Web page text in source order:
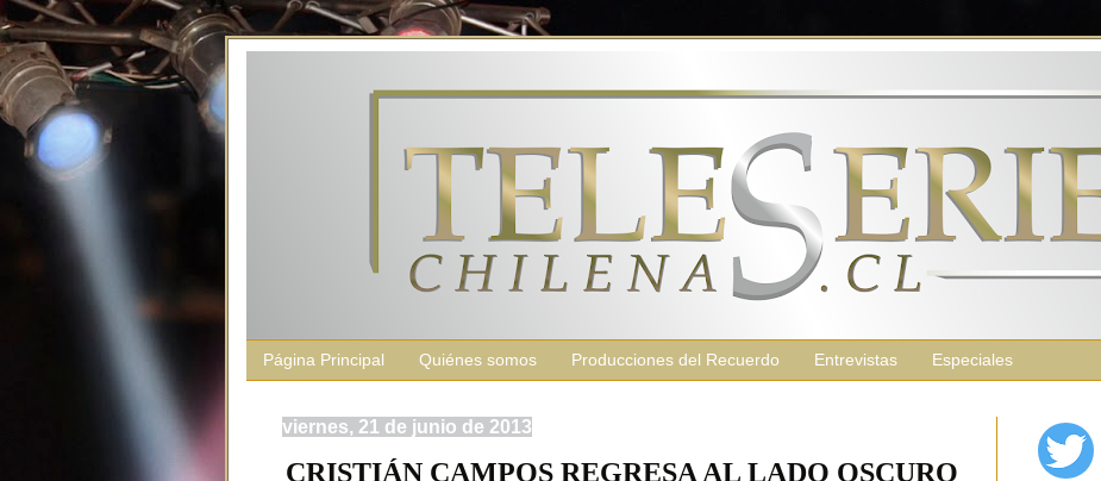
Página Principal Quiénes somos Producciones del Recuerdo Entrevistas Especiales
viernes, 21 de junio de 2013
CRISTIÁN CAMPOS REGRESA AL LADO OSCURO